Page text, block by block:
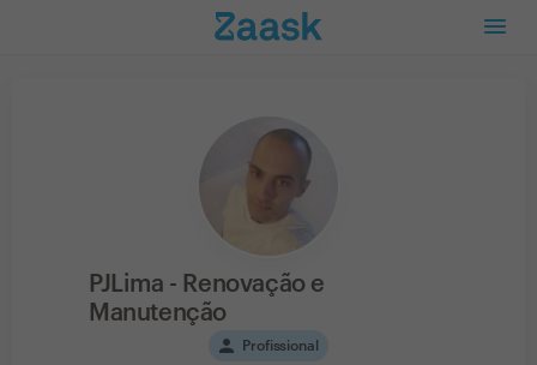
PJLima - Renovação e
Manutenção
person Profissional